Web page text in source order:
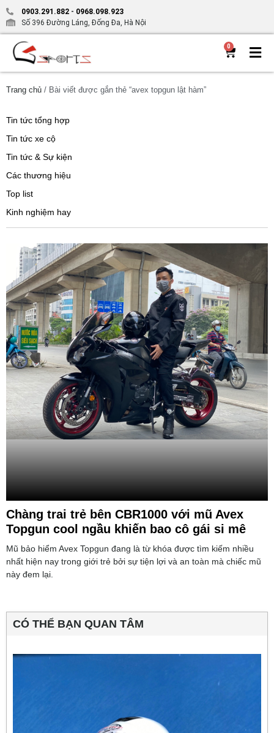
0903.291.882 - 0968.098.923
Số 396 Đường Láng, Đống Đa, Hà Nội
0
Trang chủ / Bài viết được gắn thẻ “avex topgun lật hàm”
Tin tức tổng hợp
Tin tức xe cộ
Tin tức & Sự kiện
Các thương hiệu
Top list
Kinh nghiệm hay
Chàng trai trẻ bên CBR1000 với mũ Avex
Topgun cool ngầu khiến bao cô gái si mê
Mũ bảo hiểm Avex Topgun đang là từ khóa được tìm kiếm nhiều
nhất hiện nay trong giới trẻ bởi sự tiện lợi và an toàn mà chiếc mũ
này đem lại.
CÓ THỂ BẠN QUAN TÂM